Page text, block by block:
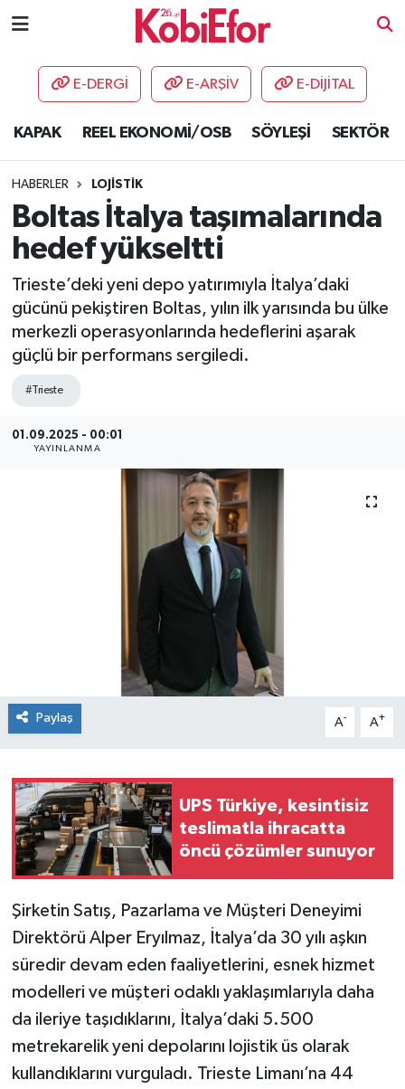
E-DERGİ E-ARŞİV E-DİJİTAL
KAPAK REEL EKONOMİ/OSB SÖYLEŞİ SEKTÖR
HABERLER LOJİSTİK
Boltas İtalya taşımalarında
hedef yükseltti
Trieste’deki yeni depo yatırımıyla İtalya’daki
gücünü pekiştiren Boltas, yılın ilk yarısında bu ülke
merkezli operasyonlarında hedeflerini aşarak
güçlü bir performans sergiledi.
#Trieste
01.09.2025 - 00:01
YAYINLANMA
Paylaş A- A+
UPS Türkiye, kesintisiz
teslimatla ihracatta
öncü çözümler sunuyor
Şirketin Satış, Pazarlama ve Müşteri Deneyimi
Direktörü Alper Eryılmaz, İtalya’da 30 yılı aşkın
süredir devam eden faaliyetlerini, esnek hizmet
modelleri ve müşteri odaklı yaklaşımlarıyla daha
da ileriye taşıdıklarını, İtalya’daki 5.500
metrekarelik yeni depolarını lojistik üs olarak
kullandıklarını vurguladı. Trieste Limanı’na 44
AKADEMİ
DESTEK-TEŞVİK
ETKİNLİK
GÜNCEL
HABERLER
KAPAK
OSB
SEKTÖR
ŞİRKET PANO